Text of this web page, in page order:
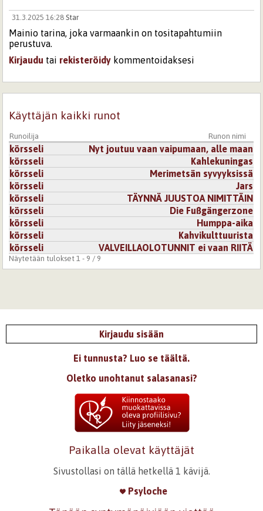
31.3.2025 16:28 Star
Mainio tarina, joka varmaankin on tositapahtumiin
perustuva.
Kirjaudu tai rekisteröidy kommentoidaksesi
Käyttäjän kaikki runot
Runoilija Runon nimi
körsseli
Nyt joutuu vaan vaipumaan, alle maan
körsseli
Kahlekuningas
körsseli
Merimetsän syvyyksissä
körsseli
Jars
körsseli
TÄYNNÄ JUUSTOA NIMITTÄIN
körsseli
Die Fußgängerzone
körsseli
Humppa-aika
körsseli
Kahvikulttuurista
körsseli
VALVEILLAOLOTUNNIT ei vaan RIITÄ
Näytetään tulokset 1 - 9 / 9
Kirjaudu sisään
Ei tunnusta? Luo se täältä.
Oletko unohtanut salasanasi?
Paikalla olevat käyttäjät
Sivustollasi on tällä hetkellä 1 kävijä.
Psyloche